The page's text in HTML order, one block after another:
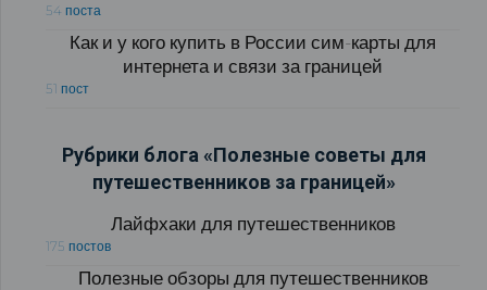
54 поста
Как и у кого купить в России сим-карты для
интернета и связи за границей
51 пост
Рубрики блога «Полезные советы для
путешественников за границей»
Лайфхаки для путешественников
175 постов
Полезные обзоры для путешественников